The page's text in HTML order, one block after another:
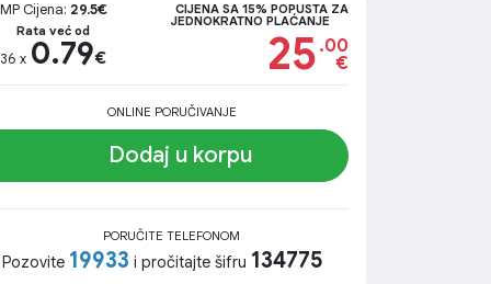
MP Cijena: 29.5€
Rata već od
36 x 0.79€
CIJENA SA 15% POPUSTA ZA
JEDNOKRATNO PLAĆANJE
25 .00
€
ONLINE PORUČIVANJE
Dodaj u korpu
PORUČITE TELEFONOM
Pozovite 19933 i pročitajte šifru 134775